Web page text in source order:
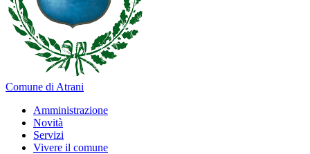
Comune di Atrani
Amministrazione
Novità
Servizi
Vivere il comune